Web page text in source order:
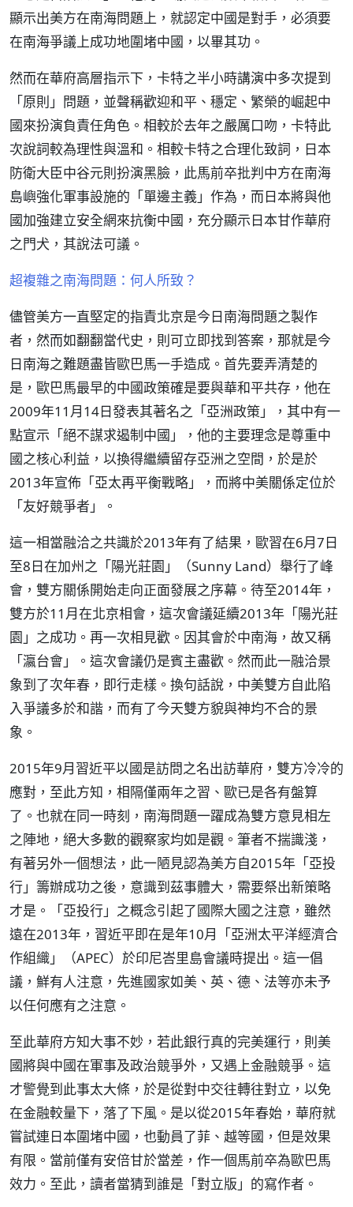
顯示出美方在南海問題上，就認定中國是對手，必須要
在南海爭議上成功地圍堵中國，以畢其功。
然而在華府高層指示下，卡特之半小時講演中多次提到
「原則」問題，並聲稱歡迎和平、穩定、繁榮的崛起中
國來扮演負責任角色。相較於去年之嚴厲口吻，卡特此
次說詞較為理性與溫和。相較卡特之合理化致詞，日本
防衛大臣中谷元則扮演黑臉，此馬前卒批判中方在南海
島嶼強化軍事設施的「單邊主義」作為，而日本將與他
國加強建立安全網來抗衡中國，充分顯示日本甘作華府
之門犬，其說法可議。
超複雜之南海問題：何人所致？
儘管美方一直堅定的指責北京是今日南海問題之製作
者，然而如翻翻當代史，則可立即找到答案，那就是今
日南海之難題盡皆歐巴馬一手造成。首先要弄清楚的
是，歐巴馬最早的中國政策確是要與華和平共存，他在
2009年11月14日發表其著名之「亞洲政策」，其中有一
點宣示「絕不謀求遏制中國」，他的主要理念是尊重中
國之核心利益，以換得繼續留存亞洲之空間，於是於
2013年宣佈「亞太再平衡戰略」，而將中美關係定位於
「友好競爭者」。
這一相當融洽之共識於2013年有了結果，歐習在6月7日
至8日在加州之「陽光莊園」（Sunny Land）舉行了峰
會，雙方關係開始走向正面發展之序幕。待至2014年，
雙方於11月在北京相會，這次會議延續2013年「陽光莊
園」之成功。再一次相見歡。因其會於中南海，故又稱
「瀛台會」。這次會議仍是賓主盡歡。然而此一融洽景
象到了次年春，即行走樣。換句話說，中美雙方自此陷
入爭議多於和諧，而有了今天雙方貌與神均不合的景
象。
2015年9月習近平以國是訪問之名出訪華府，雙方冷冷的
應對，至此方知，相隔僅兩年之習、歐已是各有盤算
了。也就在同一時刻，南海問題一躍成為雙方意見相左
之陣地，絕大多數的觀察家均如是觀。筆者不揣識淺，
有著另外一個想法，此一陋見認為美方自2015年「亞投
行」籌辦成功之後，意識到茲事體大，需要祭出新策略
才是。「亞投行」之概念引起了國際大國之注意，雖然
遠在2013年，習近平即在是年10月「亞洲太平洋經濟合
作組織」（APEC）於印尼峇里島會議時提出。這一倡
議，鮮有人注意，先進國家如美、英、德、法等亦未予
以任何應有之注意。
至此華府方知大事不妙，若此銀行真的完美運行，則美
國將與中國在軍事及政治競爭外，又遇上金融競爭。這
才警覺到此事太大條，於是從對中交往轉往對立，以免
在金融較量下，落了下風。是以從2015年春始，華府就
嘗試連日本圍堵中國，也動員了菲、越等國，但是效果
有限。當前僅有安倍甘於當差，作一個馬前卒為歐巴馬
效力。至此，讀者當猜到誰是「對立版」的寫作者。